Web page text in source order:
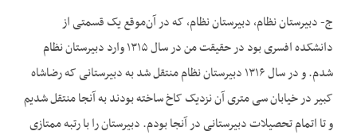
ج- دبیرستان نظام، دبیرستان نظام، که در آن‌موقع یک قسمتی از
دانشکده افسری بود در حقیقت من در سال ۱۳۱۵ وارد دبیرستان نظام
شدم. و در سال ۱۳۱۶ دبیرستان نظام منتقل شد به دبیرستانی که رضاشاه
کبیر در خیابان سی متری آن نزدیک کاخ ساخته بودند به آنجا منتقل شدیم
و تا اتمام تحصیلات دبیرستانی در آنجا بودم. دبیرستان را با رتبه ممتازی